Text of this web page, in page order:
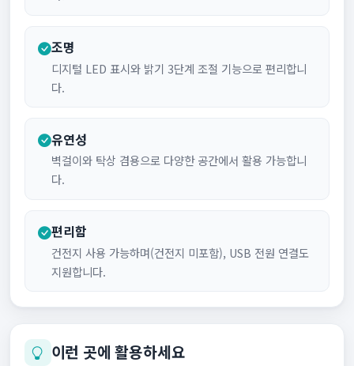
조명
디지털 LED 표시와 밝기 3단계 조절 기능으로 편리합니
다.
유연성
벽걸이와 탁상 겸용으로 다양한 공간에서 활용 가능합니
다.
편리함
건전지 사용 가능하며(건전지 미포함), USB 전원 연결도
지원합니다.
이런 곳에 활용하세요